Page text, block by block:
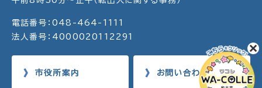
電話番号：048-464-1111
法人番号：4000020112291
市役所案内 お問い合わせ